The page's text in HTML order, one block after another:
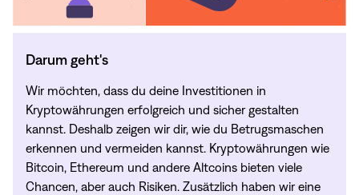
Darum geht's
Wir möchten, dass du deine Investitionen in
Kryptowährungen erfolgreich und sicher gestalten
kannst. Deshalb zeigen wir dir, wie du Betrugsmaschen
erkennen und vermeiden kannst. Kryptowährungen wie
Bitcoin, Ethereum und andere Altcoins bieten viele
Chancen, aber auch Risiken. Zusätzlich haben wir eine